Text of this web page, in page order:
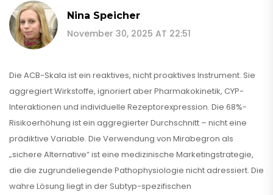
Nina Speicher
November 30, 2025 AT 22:51
Die ACB-Skala ist ein reaktives, nicht proaktives Instrument. Sie
aggregiert Wirkstoffe, ignoriert aber Pharmakokinetik, CYP-
Interaktionen und individuelle Rezeptorexpression. Die 68%-
Risikoerhöhung ist ein aggregierter Durchschnitt – nicht eine
prädiktive Variable. Die Verwendung von Mirabegron als
„sichere Alternative“ ist eine medizinische Marketingstrategie,
die die zugrundeliegende Pathophysiologie nicht adressiert. Die
wahre Lösung liegt in der Subtyp-spezifischen